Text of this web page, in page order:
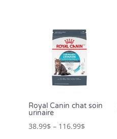
Royal Canin chat soin
urinaire
38.99$ – 116.99$